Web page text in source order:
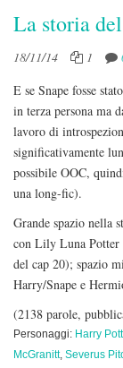
La storia
18/11/14 1
E se Snape fosse
in terza persona ma
lavoro di
significativamente
possibile OOC,
una long-fic).
Grande spazio nella
con Lily Luna Potter
del cap 20); spazio
Harry/Snape e
(2138 parole,
Personaggi: Harry
McGranitt, Severus